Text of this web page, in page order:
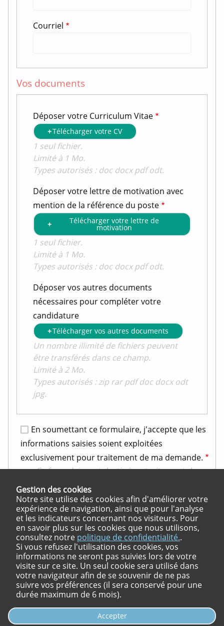
Gestion des cookies
Notre site utilise des cookies afin d'améliorer votre
expérience de navigation, ainsi que pour l'analyse
et les indicateurs concernant nos visiteurs. Pour
en savoir plus sur les cookies que nous utilisons,
consultez notre politique de confidentialité..
Si vous refusez l'utilisation des cookies, vos
informations ne seront pas suivies lors de votre
visite sur ce site. Un seul cookie sera utilisé dans
votre navigateur afin de se souvenir de ne pas
suivre vos préférences (il sera conservé pour une
durée maximum de 6 mois).
Accepter
Courriel
Vos documents
Déposer votre Curriculum Vitae
Télécharger votre CV
1 seul fichier.
Limité à 1 Mo.
Types autorisés : doc docx pdf odt.
Déposer votre lettre de motivation avec
mention de la référence du poste
Télécharger votre lettre de
motivation
1 seul fichier.
Limité à 1 Mo.
Types autorisés : doc docx pdf odt.
Déposer vos autres documents
nécessaires pour compléter votre
candidature
Télécharger vos autres documents
Un nombre illimité de fichiers peuvent
être transférés dans ce champ.
Limité à 2 Mo.
Types autorisés : zip rar pdf doc docx odt
jpg.
En soumettant ce formulaire, j'accepte que les
informations saisies soient exploitées
exclusivement pour traitement de ma demande.
Ce formulaire est destiné au traitement de
Pour en savoir plus sur la gestion de vos
données personnels et vos droits, cliquez ici.
CAPTCHA
Envoyer ma candidature